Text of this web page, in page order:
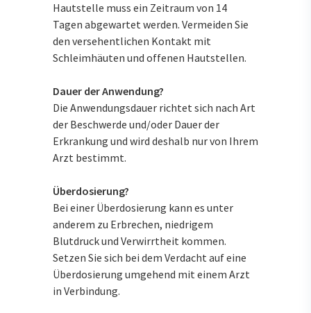
Hautstelle muss ein Zeitraum von 14
Tagen abgewartet werden. Vermeiden Sie
den versehentlichen Kontakt mit
Schleimhäuten und offenen Hautstellen.
Dauer der Anwendung?
Die Anwendungsdauer richtet sich nach Art
der Beschwerde und/oder Dauer der
Erkrankung und wird deshalb nur von Ihrem
Arzt bestimmt.
Überdosierung?
Bei einer Überdosierung kann es unter
anderem zu Erbrechen, niedrigem
Blutdruck und Verwirrtheit kommen.
Setzen Sie sich bei dem Verdacht auf eine
Überdosierung umgehend mit einem Arzt
in Verbindung.